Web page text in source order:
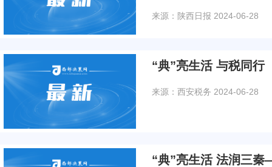
来源：陕西日报 2024-06-28
“典”亮生活 与税同行
来源：西安税务 2024-06-28
“典”亮生活 法润三